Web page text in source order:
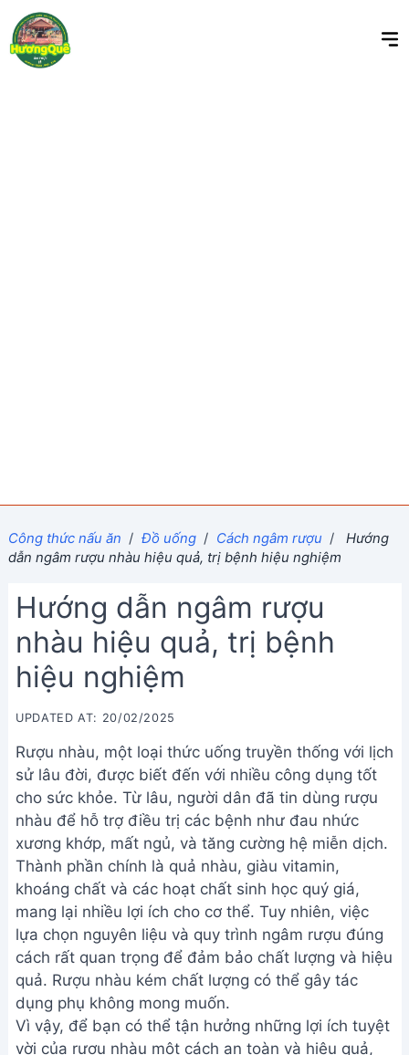
Công thức nấu ăn / Đồ uống / Cách ngâm rượu /
Hướng
dẫn ngâm rượu nhàu hiệu quả, trị bệnh hiệu nghiệm
Hướng dẫn ngâm rượu
nhàu hiệu quả, trị bệnh
hiệu nghiệm
UPDATED AT: 20/02/2025
Rượu nhàu, một loại thức uống truyền thống với lịch
sử lâu đời, được biết đến với nhiều công dụng tốt
cho sức khỏe. Từ lâu, người dân đã tin dùng rượu
nhàu để hỗ trợ điều trị các bệnh như đau nhức
xương khớp, mất ngủ, và tăng cường hệ miễn dịch.
Thành phần chính là quả nhàu, giàu vitamin,
khoáng chất và các hoạt chất sinh học quý giá,
mang lại nhiều lợi ích cho cơ thể. Tuy nhiên, việc
lựa chọn nguyên liệu và quy trình ngâm rượu đúng
cách rất quan trọng để đảm bảo chất lượng và hiệu
quả. Rượu nhàu kém chất lượng có thể gây tác
dụng phụ không mong muốn.
Vì vậy, để bạn có thể tận hưởng những lợi ích tuyệt
vời của rượu nhàu một cách an toàn và hiệu quả,